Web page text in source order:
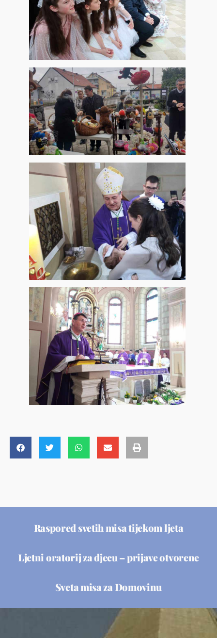
Raspored svetih misa tijekom ljeta
Ljetni oratorij za djecu – prijave otvorene
Sveta misa za Domovinu